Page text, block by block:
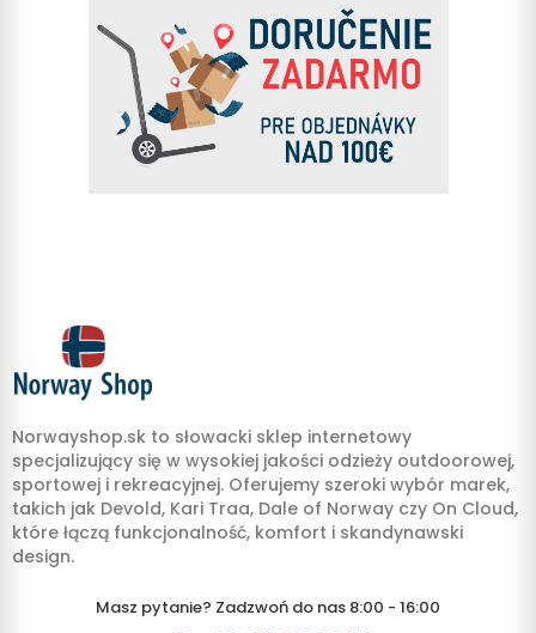
Norwayshop.sk to słowacki sklep internetowy
specjalizujący się w wysokiej jakości odzieży outdoorowej,
sportowej i rekreacyjnej. Oferujemy szeroki wybór marek,
takich jak Devold, Kari Traa, Dale of Norway czy On Cloud,
które łączą funkcjonalność, komfort i skandynawski
design.
Masz pytanie? Zadzwoń do nas 8:00 - 16:00